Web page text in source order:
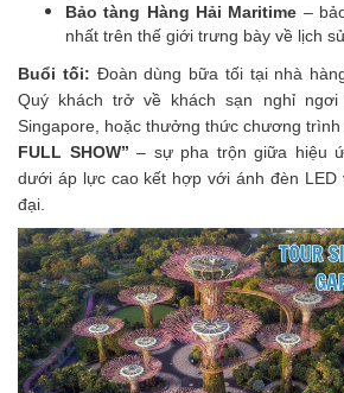
Bảo tàng Hàng Hải Maritime –
nhất trên thế giới trưng bày về lịch
Buổi tối: Đoàn dùng bữa tối tại nhà
Quý khách trở về khách sạn nghỉ
Singapore, hoặc thưởng thức chương trình
FULL SHOW” – sự pha trộn giữa hiệu
dưới áp lực cao kết hợp với ánh đèn LED
đại.